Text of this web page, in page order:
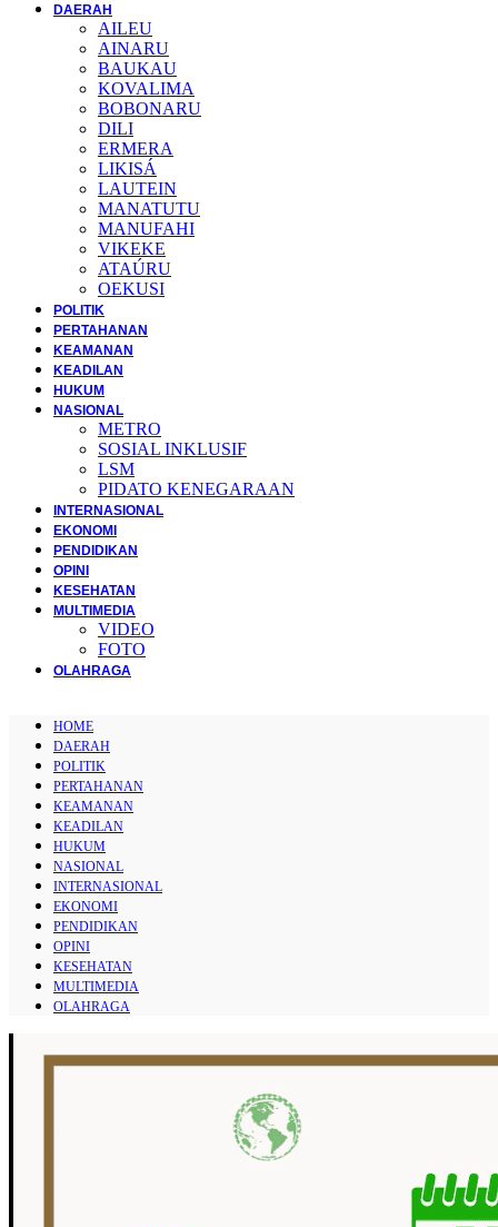
DAERAH
AILEU
AINARU
BAUKAU
KOVALIMA
BOBONARU
DILI
ERMERA
LIKISÁ
LAUTEIN
MANATUTU
MANUFAHI
VIKEKE
ATAÚRU
OEKUSI
POLITIK
PERTAHANAN
KEAMANAN
KEADILAN
HUKUM
NASIONAL
METRO
SOSIAL INKLUSIF
LSM
PIDATO KENEGARAAN
INTERNASIONAL
EKONOMI
PENDIDIKAN
OPINI
KESEHATAN
MULTIMEDIA
VIDEO
FOTO
OLAHRAGA
HOME
DAERAH
POLITIK
PERTAHANAN
KEAMANAN
KEADILAN
HUKUM
NASIONAL
INTERNASIONAL
EKONOMI
PENDIDIKAN
OPINI
KESEHATAN
MULTIMEDIA
OLAHRAGA